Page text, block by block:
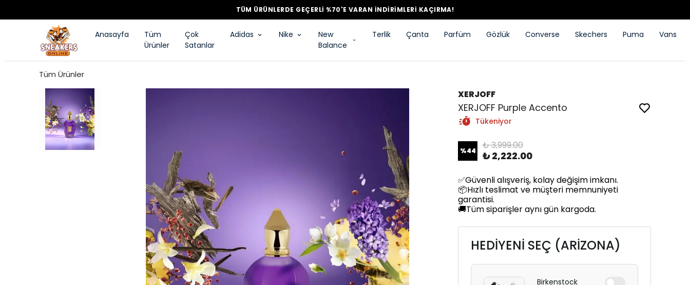
TÜM ÜRÜNLERDE GEÇERLİ %70'E VARAN İNDİRİMLERİ KAÇIRMA!
Anasayfa
Tüm
Ürünler
Çok
Satanlar
Adidas Nike
New
Balance
Terlik Çanta Parfüm Gözlük Converse Skechers Puma Vans
Tüm Ürünler
XERJOFF
XERJOFF Purple Accento
Tükeniyor
%44 ₺ 3,999.00
₺ 2,222.00
✅Güvenli alışveriş, kolay değişim imkanı.
📦Hızlı teslimat ve müşteri memnuniyeti
garantisi.
🚚Tüm siparişler aynı gün kargoda.
HEDİYENİ SEÇ (ARİZONA)
Birkenstock